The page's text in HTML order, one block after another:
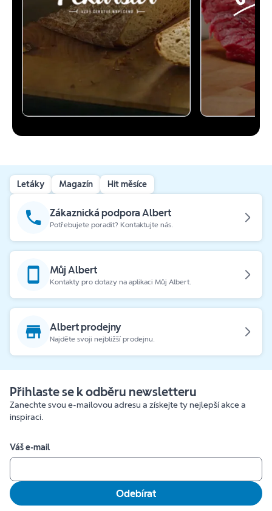
Letáky Magazín Hit měsíce
Zákaznická podpora Albert
Potřebujete poradit? Kontaktujte nás.
Můj Albert
Kontakty pro dotazy na aplikaci Můj Albert.
Albert prodejny
Najděte svoji nejbližší prodejnu.
Přihlaste se k odběru newsletteru
Zanechte svou e-mailovou adresu a získejte ty nejlepší akce a
inspiraci.
Váš e-mail
Odebírat